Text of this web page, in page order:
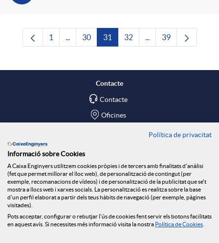
Pàgina
1 ...Pàgines intermèdies Utilitzeu TAB per
Pàgina
30 Pàgina
31 Pàgina
32 ...Pàgines intermèdies
Pàgina
39
Contacte
Contacte
Oficines
Social Room
Seguretat Online
Política de privacitat
Informació sobre Cookies
A Caixa Enginyers utilitzem cookies pròpies i de tercers amb finalitats d'anàlisi
(fet que permet millorar el lloc web), de personalització de contingut (per
exemple, recomanacions de vídeos) i de personalització de la publicitat que se't
mostra a llocs web i xarxes socials. La personalització es realitza sobre la base
d'un perfil elaborat a partir dels teus hàbits de navegació (per exemple, pàgines
visitades).
Pots acceptar, configurar o rebutjar l'ús de cookies fent servir els botons facilitats
en aquest avís. Si necessites més informació visita la nostra Política de Cookies